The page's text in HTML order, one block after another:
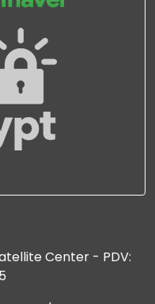
Center - PDV: